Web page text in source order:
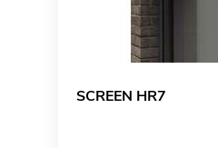
SCREEN HR7